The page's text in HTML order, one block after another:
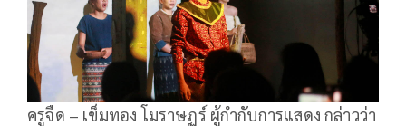
ครูจืด – เข็มทอง โมราษฏร์ ผู้กำกับการแสดง กล่าวว่า